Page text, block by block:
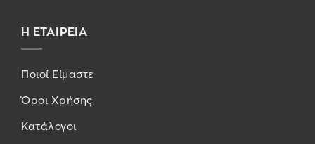
Η ΕΤΑΙΡΕΙΑ
Ποιοί Είμαστε
Όροι Χρήσης
Κατάλογοι